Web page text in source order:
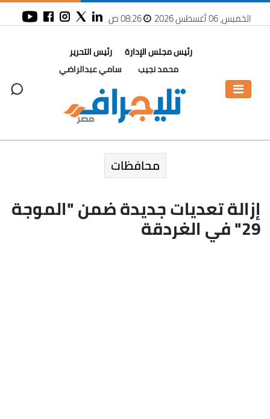
الخميس، 06 أغسطس 2026 08:26 ص
رئيس مجلس الإدارة
محمد نجيب
رئيس التحرير
سامي عبدالراضي
محافظات
إزالة تعديات جديدة ضمن "الموجة
29" في الغردقة